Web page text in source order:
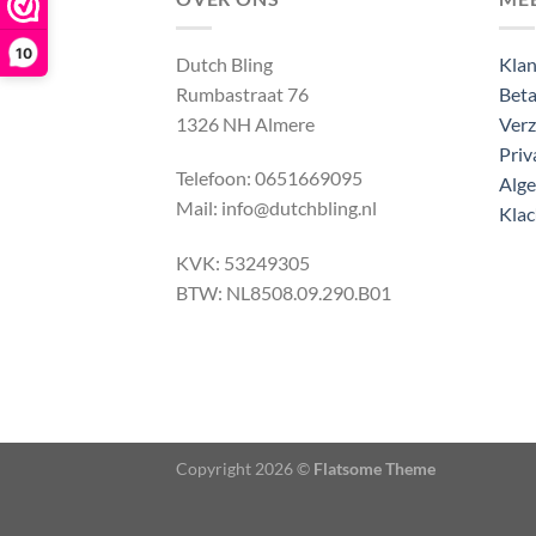
10
Dutch Bling
Rumbastraat 76
1326 NH Almere
Telefoon: 0651669095
Mail: info@dutchbling.nl
KVK: 53249305
BTW: NL8508.09.290.B01
Copyright 2026 © Flatsome Theme